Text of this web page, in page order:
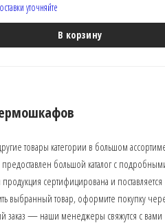
уточняйте
В корзину
товары категории в большом
большой каталог с
сертифицирована и поставляется
выбранный товар, оформите покупку
заказ — наши менеджеры свяжутся с вами